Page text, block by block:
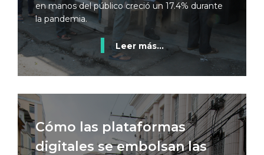
en manos del público creció un 17.4% durante
la pandemia.
Leer más...
Cómo las plataformas
digitales se embolsan las